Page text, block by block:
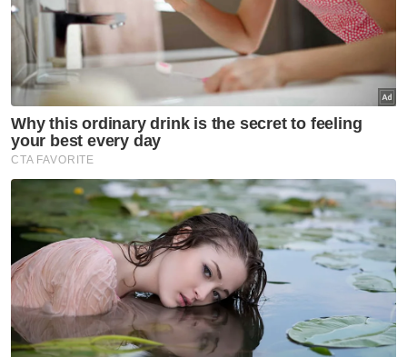
Artikel Disyorkan
Sukan
Sukan
'Tak kisahlah 20 atau 90 minit'
Sukan